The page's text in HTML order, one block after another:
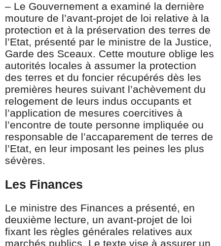
– Le Gouvernement a examiné la dernière
mouture de l’avant-projet de loi relative à la
protection et à la préservation des terres de
l’Etat, présenté par le ministre de la Justice,
Garde des Sceaux. Cette mouture oblige les
autorités locales à assumer la protection
des terres et du foncier récupérés dès les
premières heures suivant l’achèvement du
relogement de leurs indus occupants et
l’application de mesures coercitives à
l’encontre de toute personne impliquée ou
responsable de l’accaparement de terres de
l’Etat, en leur imposant les peines les plus
sévères.
Les Finances
Le ministre des Finances a présenté, en
deuxième lecture, un avant-projet de loi
fixant les règles générales relatives aux
marchés publics. Le texte vise à assurer un